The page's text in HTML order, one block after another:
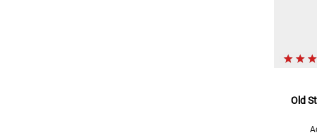
Old